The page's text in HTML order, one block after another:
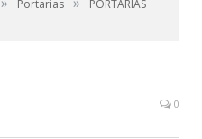
Portarias
PORTARIAS
0